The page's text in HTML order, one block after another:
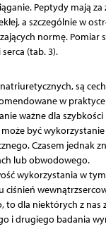
Peptydy mają za
a szczególnie w
normę. Pomiar
(tab. 3).
są
w praktyce
ważne dla
być
Czasem jednak
lub obwodowego.
wykorzystania w
to dla niektórych z nas
i drugiego badania